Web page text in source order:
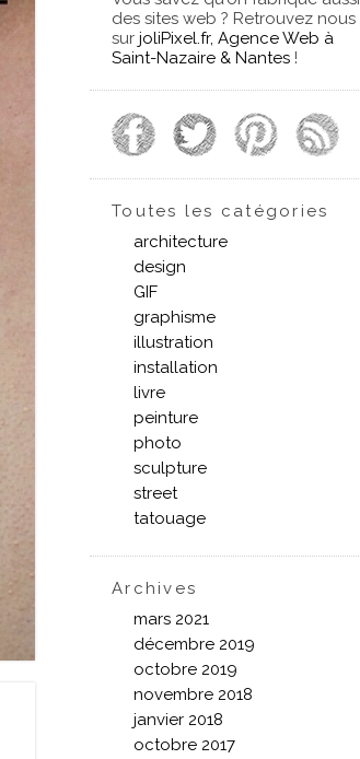
des sites web ? Retrouvez nous
sur joliPixel.fr, Agence Web à
Saint-Nazaire & Nantes !
Toutes les catégories
architecture
design
GIF
graphisme
illustration
installation
livre
peinture
photo
sculpture
street
tatouage
Archives
mars 2021
décembre 2019
octobre 2019
novembre 2018
janvier 2018
octobre 2017